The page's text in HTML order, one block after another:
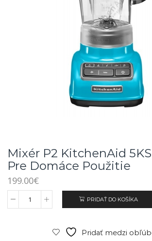
Mixér P2 KitchenAid
Pre Domáce Použitie
199.00€
PRIDAŤ DO KOŠÍKA
Pridať medzi